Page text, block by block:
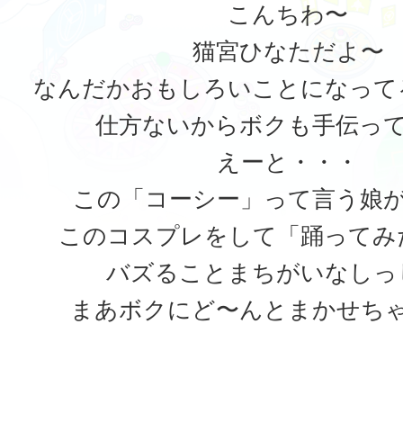
こんちわ〜
猫宮ひなただよ〜
なんだかおもしろいことになっ
仕方ないからボクも手伝っ
えーと・・・
この「コーシー」って言う娘
このコスプレをして「踊って
バズることまちがいなし
まあボクにど〜んとまかせち